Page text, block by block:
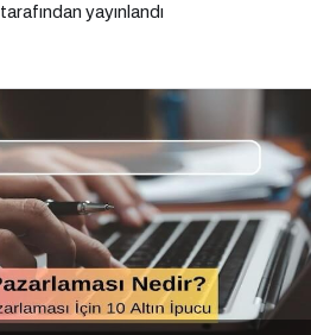
tarafından yayınlandı